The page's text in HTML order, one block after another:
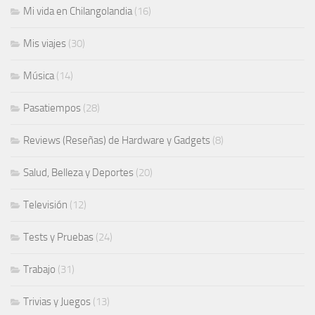
Mi vida en Chilangolandia(16)
Mis viajes (30)
Música(14)
Pasatiempos (28)
Reviews (Reseñas) de Hardware y Gadgets (8)
Salud, Belleza y Deportes (20)
Televisión (12)
Tests y Pruebas (24)
Trabajo (31)
Trivias y Juegos (13)